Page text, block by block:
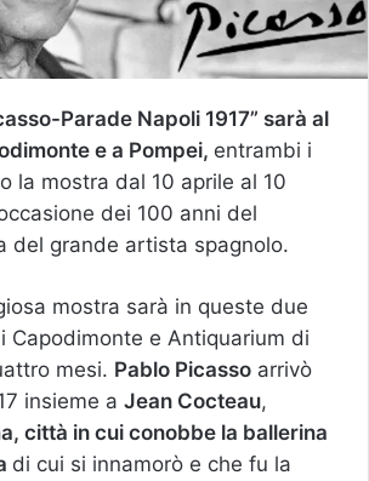
Parade Napoli 1917” sarà al
e a Pompei, entrambi i
la mostra dal 10 aprile al 10
dei 100 anni del
del grande artista spagnolo.
mostra sarà in queste due
Capodimonte e Antiquarium di
mesi. Pablo Picasso arrivò
insieme a Jean Cocteau,
città in cui conobbe la ballerina
di cui si innamorò e che fu la